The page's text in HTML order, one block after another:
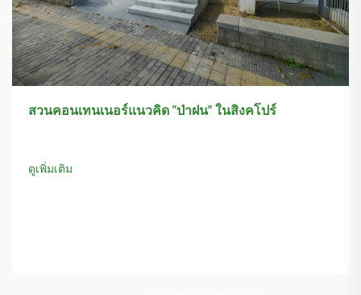
สวนคอนเทนเนอร์แนวคิด "ป่าฝน" ในสิงคโปร์
ดูเพิ่มเติม